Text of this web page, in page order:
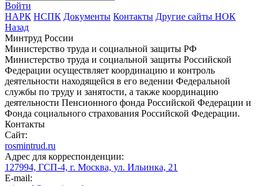
Войти
НАРК НСПК Документы Контакты Другие сайты НОК
Назад
Минтруд России
Министерство труда и социальной защиты РФ
Министерство труда и социальной защиты Российской
Федерации осуществляет координацию и контроль
деятельности находящейся в его ведении Федеральной
службы по труду и занятости, а также координацию
деятельности Пенсионного фонда Российской Федерации и
Фонда социального страхования Российской Федерации.
Контакты
Сайт:
rosmintrud.ru
Адрес для корреспонденции:
127994, ГСП-4, г. Москва, ул. Ильинка, 21
E-mail: